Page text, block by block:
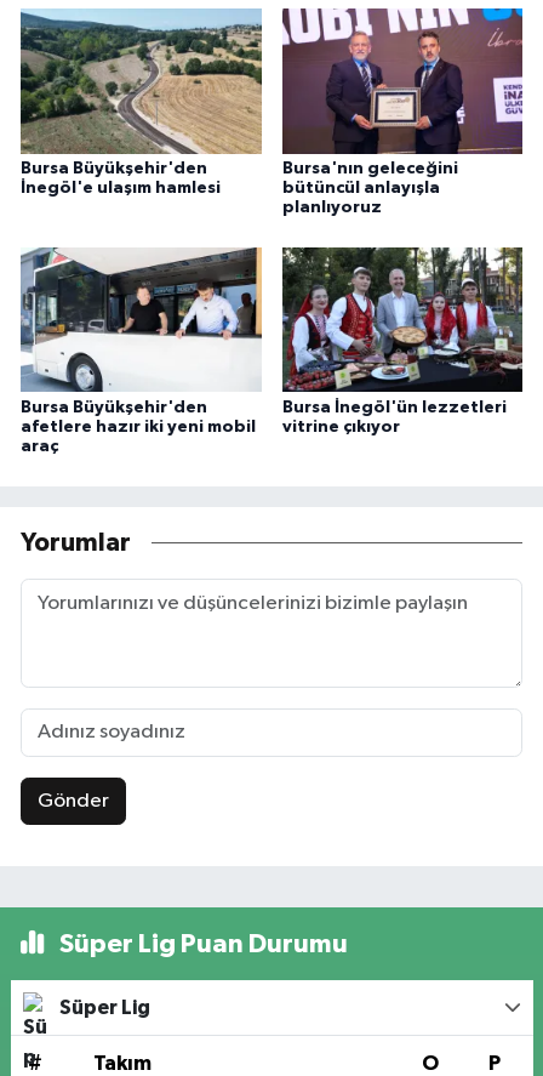
Bursa Büyükşehir'den
İnegöl'e ulaşım hamlesi
Bursa'nın geleceğini
bütüncül anlayışla
planlıyoruz
Bursa Büyükşehir'den
afetlere hazır iki yeni mobil
araç
Bursa İnegöl'ün lezzetleri
vitrine çıkıyor
Yorumlar
Gönder
Süper Lig Puan Durumu
Süper Lig
# Takım O P